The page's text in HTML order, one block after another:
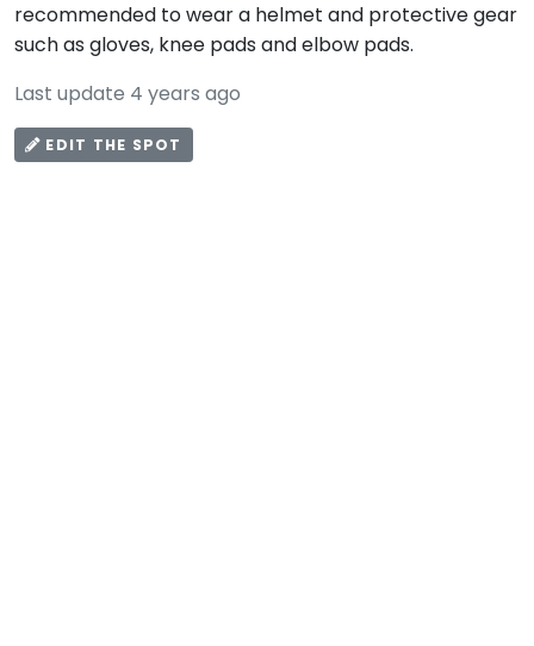
recommended to wear a helmet and protective gear
such as gloves, knee pads and elbow pads.
Last update 4 years ago
EDIT THE SPOT